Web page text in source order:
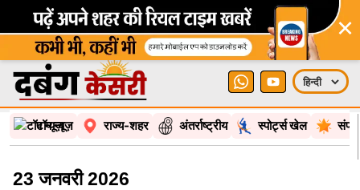
×
टॉप न्यूज़ राज्य-शहर अंतर्राष्ट्रीय स्पोर्ट्स खेल
23 जनवरी 2026